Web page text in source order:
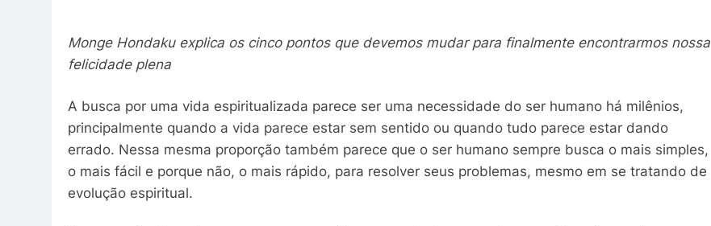
Monge Hondaku explica os cinco pontos que devemos mudar para finalmente encontrarmos nossa
felicidade plena
A busca por uma vida espiritualizada parece ser uma necessidade do ser humano há milênios,
principalmente quando a vida parece estar sem sentido ou quando tudo parece estar dando
errado. Nessa mesma proporção também parece que o ser humano sempre busca o mais simples,
o mais fácil e porque não, o mais rápido, para resolver seus problemas, mesmo em se tratando de
evolução espiritual.